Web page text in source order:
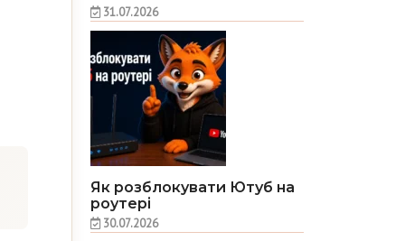
31.07.2026
Як розблокувати Ютуб на
роутері
30.07.2026